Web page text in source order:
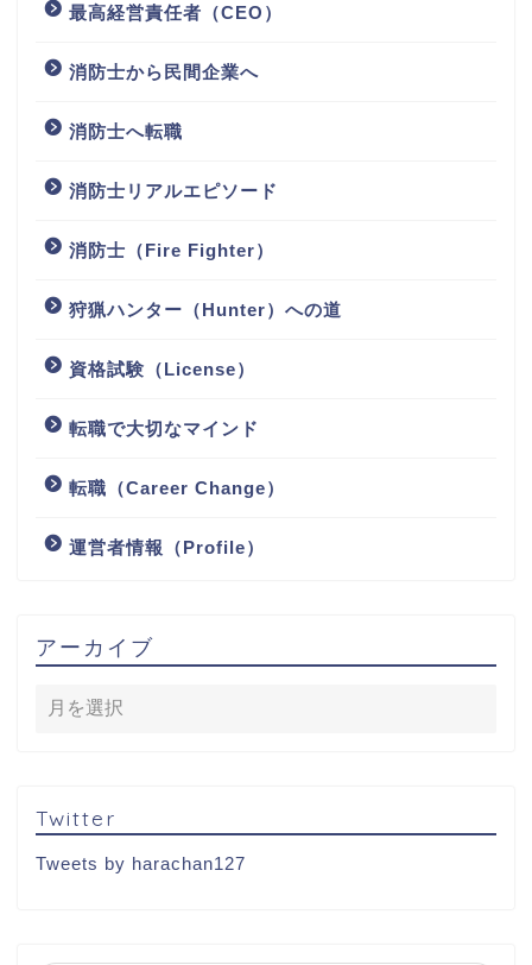
最高経営責任者（CEO）
消防士から民間企業へ
消防士へ転職
消防士リアルエピソード
消防士（Fire Fighter）
狩猟ハンター（Hunter）への道
資格試験（License）
転職で大切なマインド
転職（Career Change）
運営者情報（Profile）
アーカイブ
Twitter
Tweets by harachan127